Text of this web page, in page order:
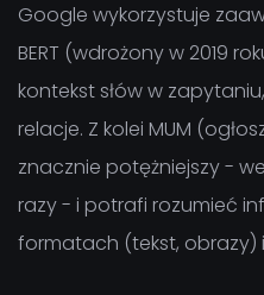
Google wykorzystuje
BERT (wdrożony w 2019
kontekst słów w
relacje. Z kolei MUM
znacznie potężniejszy -
razy - i potrafi rozumieć
formatach (tekst, obrazy)